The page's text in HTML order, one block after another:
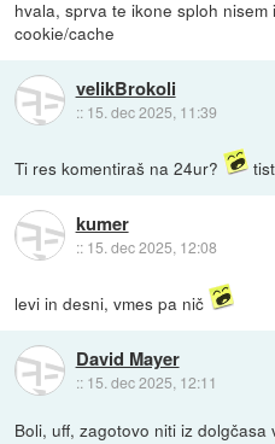
hvala, sprva te ikone sploh
cookie/cache
velikBrokoli
:: 15. dec 2025, 11:39
Ti res komentiraš na 24ur?
kumer
:: 15. dec 2025, 12:08
levi in desni, vmes pa nič
David Mayer
:: 15. dec 2025, 12:11
Boli, uff, zagotovo niti iz